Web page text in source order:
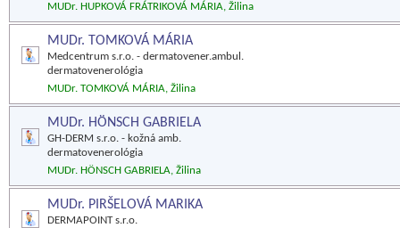
MUDr. HUPKOVÁ FRÁTRIKOVÁ MÁRIA, Žilina
MUDr. TOMKOVÁ MÁRIA
Medcentrum s.r.o. - dermatovener.ambul.
dermatovenerológia
MUDr. TOMKOVÁ MÁRIA, Žilina
MUDr. HÖNSCH GABRIELA
GH-DERM s.r.o. - kožná amb.
dermatovenerológia
MUDr. HÖNSCH GABRIELA, Žilina
MUDr. PIRŠELOVÁ MARIKA
DERMAPOINT s.r.o.